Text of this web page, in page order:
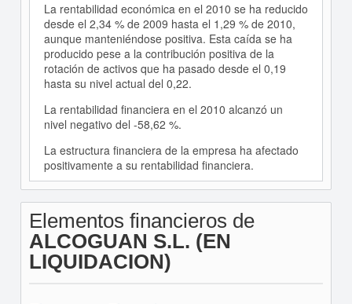
La rentabilidad económica en el 2010 se ha reducido
desde el 2,34 % de 2009 hasta el 1,29 % de 2010,
aunque manteniéndose positiva. Esta caída se ha
producido pese a la contribución positiva de la
rotación de activos que ha pasado desde el 0,19
hasta su nivel actual del 0,22.
La rentabilidad financiera en el 2010 alcanzó un
nivel negativo del -58,62 %.
La estructura financiera de la empresa ha afectado
positivamente a su rentabilidad financiera.
Elementos financieros de
ALCOGUAN S.L. (EN
LIQUIDACION)